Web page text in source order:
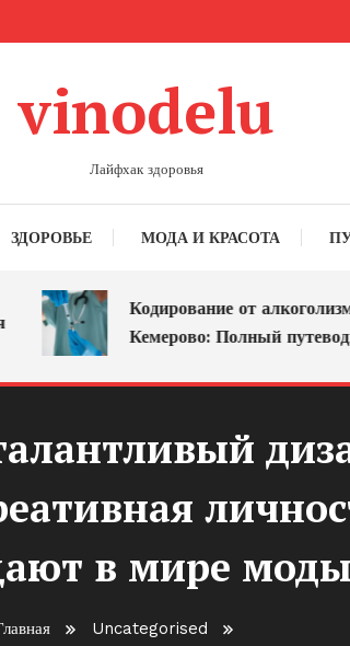
vinodelu
Лайфхак здоровья
ЗДОРОВЬЕ МОДА И КРАСОТА
Кодирование от алкоголизма в
Кемерово: Полный
в мире моды
Uncategorised